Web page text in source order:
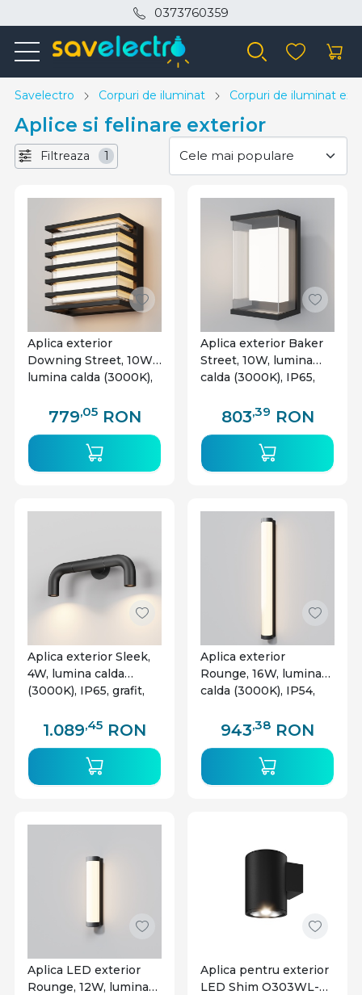
0373760359
Savelectro Corpuri de iluminat Corpuri de iluminat
Aplice si felinare exterior
Filtreaza 1
Aplica exterior
Downing Street, 10W,
lumina calda (3000K),
779,05 RON
Aplica exterior Baker
Street, 10W, lumina
calda (3000K), IP65,
803,39 RON
Aplica exterior Sleek,
4W, lumina calda
(3000K), IP65, grafit,
1.089,45 RON
Aplica exterior
Rounge, 16W, lumina
calda (3000K), IP54,
943,38 RON
Aplica LED exterior
Rounge, 12W, lumina
Aplica pentru exterior
LED Shim O303WL-